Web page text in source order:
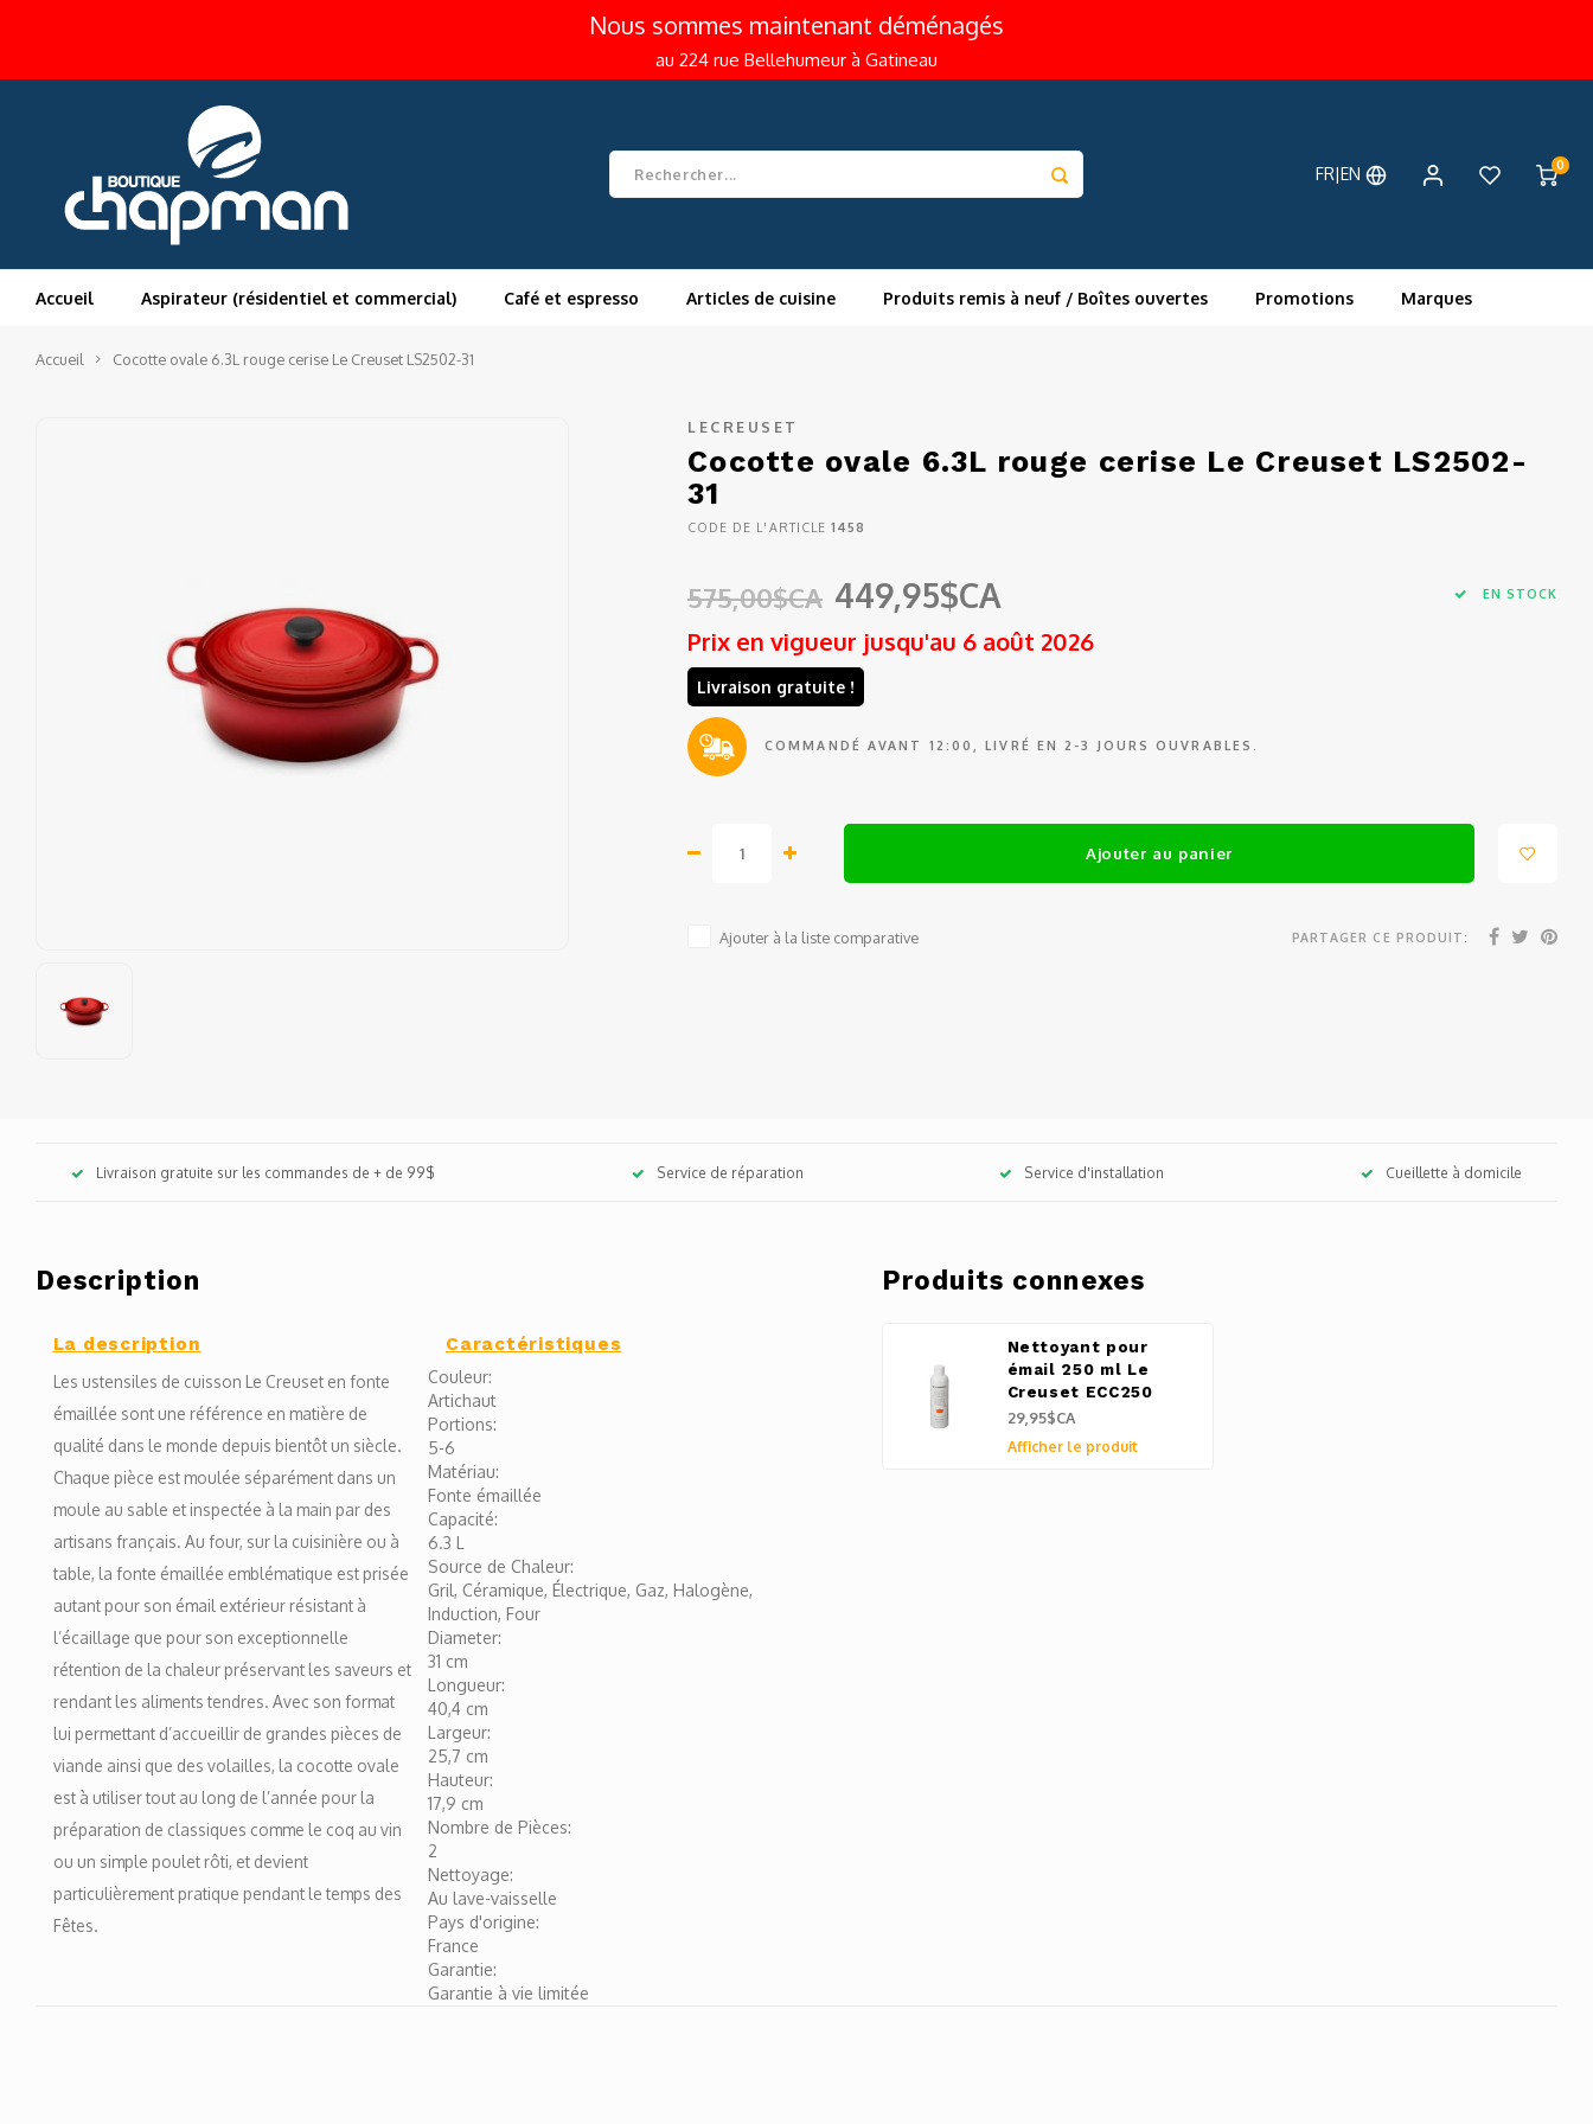
Nous sommes maintenant déménagés
au 224 rue Bellehumeur à Gatineau
FR|EN 0
Accueil Aspirateur (résidentiel et commercial) Café et espresso Articles de cuisine Produits remis à neuf / Boîtes ouvertes Promotions Marques
Accueil Cocotte ovale 6.3L rouge cerise Le Creuset LS2502-31
LECREUSET
Cocotte ovale 6.3L rouge cerise Le Creuset LS2502-
31
CODE DE L'ARTICLE 1458
575,00$CA 449,95$CA EN STOCK
Prix en vigueur jusqu'au 6 août 2026
Livraison gratuite !
COMMANDÉ AVANT 12:00, LIVRÉ EN 2-3 JOURS OUVRABLES.
Ajouter au panier
Ajouter à la liste comparative PARTAGER CE PRODUIT:
Livraison gratuite sur les commandes de + de 99$ Service de réparation Service d'installation Cueillette à domicile
Description
La description
Les ustensiles de cuisson Le Creuset en fonte
émaillée sont une référence en matière de
qualité dans le monde depuis bientôt un siècle.
Chaque pièce est moulée séparément dans un
moule au sable et inspectée à la main par des
artisans français. Au four, sur la cuisinière ou à
table, la fonte émaillée emblématique est prisée
autant pour son émail extérieur résistant à
l’écaillage que pour son exceptionnelle
rétention de la chaleur préservant les saveurs et
rendant les aliments tendres. Avec son format
lui permettant d’accueillir de grandes pièces de
viande ainsi que des volailles, la cocotte ovale
est à utiliser tout au long de l’année pour la
préparation de classiques comme le coq au vin
ou un simple poulet rôti, et devient
particulièrement pratique pendant le temps des
Fêtes.
Caractéristiques
Couleur:
Artichaut
Portions:
5-6
Matériau:
Fonte émaillée
Capacité:
6.3 L
Source de Chaleur:
Gril, Céramique, Électrique, Gaz, Halogène,
Induction, Four
Diameter:
31 cm
Longueur:
40,4 cm
Largeur:
25,7 cm
Hauteur:
17,9 cm
Nombre de Pièces:
2
Nettoyage:
Au lave-vaisselle
Pays d'origine:
France
Garantie:
Garantie à vie limitée
Produits connexes
Nettoyant pour
émail 250 ml Le
Creuset ECC250
29,95$CA
Afficher le produit